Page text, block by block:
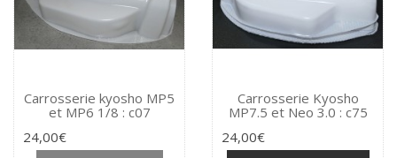
Carrosserie kyosho MP5
et MP6 1/8 : c07
24,00€
Carrosserie Kyosho
MP7.5 et Neo 3.0 : c75
24,00€